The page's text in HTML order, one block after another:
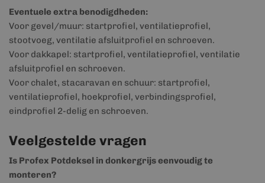
Eventuele extra benodigdheden:
Voor gevel/muur: startprofiel, ventilatieprofiel,
stootvoeg, ventilatie afsluitprofiel en schroeven.
Voor dakkapel: startprofiel, ventilatieprofiel, ventilatie
afsluitprofiel en schroeven.
Voor chalet, stacaravan en schuur: startprofiel,
ventilatieprofiel, hoekprofiel, verbindingsprofiel,
eindprofiel 2-delig en schroeven.
Veelgestelde vragen
Is Profex Potdeksel in donkergrijs eenvoudig te
monteren?